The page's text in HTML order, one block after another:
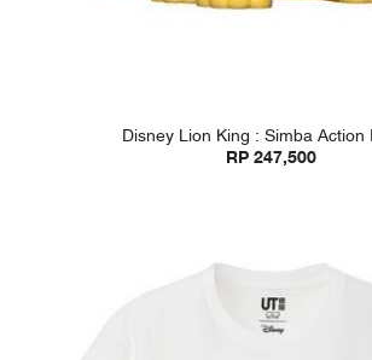
Disney Lion King : Simba Action
RP 247,500